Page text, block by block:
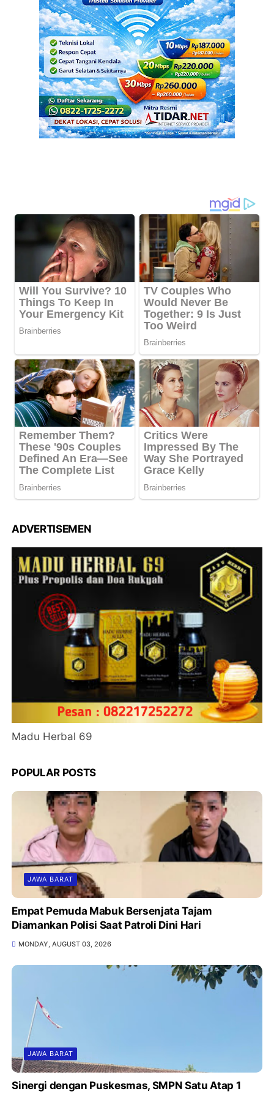
ADVERTISEMEN
Madu Herbal 69
POPULAR POSTS
JAWA BARAT
Empat Pemuda Mabuk Bersenjata Tajam
Diamankan Polisi Saat Patroli Dini Hari
MONDAY, AUGUST 03, 2026
JAWA BARAT
Sinergi dengan Puskesmas, SMPN Satu Atap 1